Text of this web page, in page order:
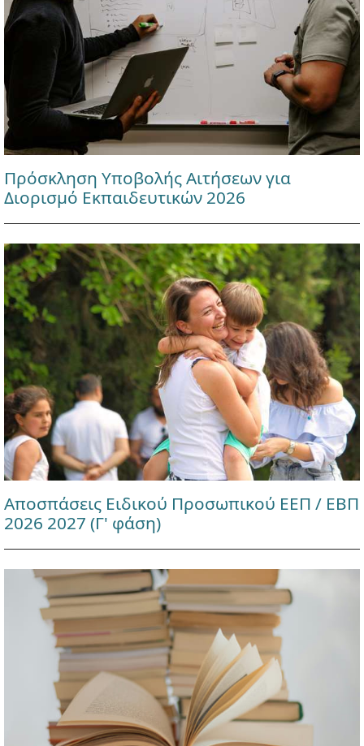
Πρόσκληση Υποβολής Αιτήσεων για
Διορισμό Εκπαιδευτικών 2026
Αποσπάσεις Ειδικού Προσωπικού ΕΕΠ / ΕΒΠ
2026 2027 (Γ' φάση)